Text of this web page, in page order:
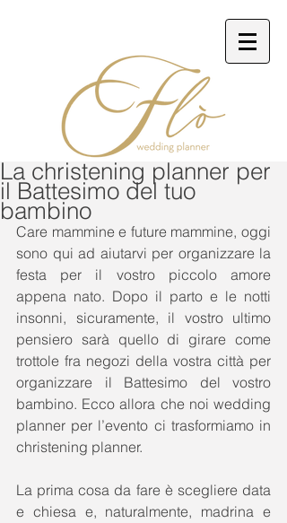
La christening planner per
il Battesimo del tuo
bambino
Care mammine e future mammine, oggi
sono qui ad aiutarvi per organizzare la
festa per il vostro piccolo amore
appena nato. Dopo il parto e le notti
insonni, sicuramente, il vostro ultimo
pensiero sarà quello di girare come
trottole fra negozi della vostra città per
organizzare il Battesimo del vostro
bambino. Ecco allora che noi wedding
planner per l’evento ci trasformiamo in
christening planner.
La prima cosa da fare è scegliere data
e chiesa e, naturalmente, madrina e